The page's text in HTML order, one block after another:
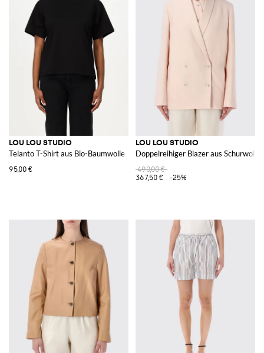
LOU LOU STUDIO
Telanto T-Shirt aus Bio-Baumwolle
95,00 €
LOU LOU STUDIO
Doppelreihiger Blazer aus Schurwolle
490,00 €
367,50 €
-25%